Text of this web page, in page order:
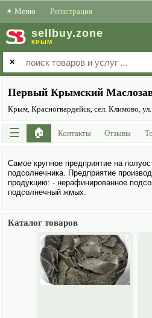
✶ Меню Регистрация
sell buy.zone
КРЫМ
✕
Первый Крымский
Крым, Красногвардейск, сел. Климово,
☰ 🏠 Контакты Отзывы
Самое крупное предприятие на
подсолнечника. Предприятие
продукцию: - нерафинированное
подсолнечный жмых.
Каталог товаров